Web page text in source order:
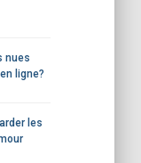
nues
ligne?
les